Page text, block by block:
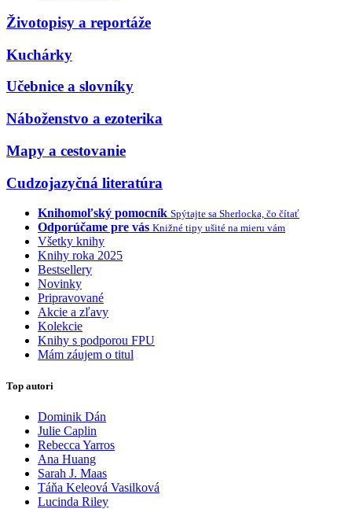
Životopisy a reportáže
Kuchárky
Učebnice a slovníky
Náboženstvo a ezoterika
Mapy a cestovanie
Cudzojazyčná literatúra
Knihomoľský pomocník Spýtajte sa Sherlocka, čo čítať
Odporúčame pre vás Knižné tipy ušité na mieru vám
Všetky knihy
Knihy roka 2025
Bestsellery
Novinky
Pripravované
Akcie a zľavy
Kolekcie
Knihy s podporou FPU
Mám záujem o titul
Top autori
Dominik Dán
Julie Caplin
Rebecca Yarros
Ana Huang
Sarah J. Maas
Táňa Keleová Vasilková
Lucinda Riley